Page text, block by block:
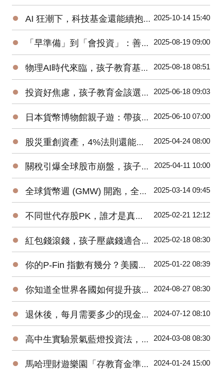
● AI 狂潮下，科技基金還能續抱、續扣嗎？ 2025-10-14 15:40
● 「早準備」到「會投資」：善用 TISA帳戶打造孩子教育金 2025-08-19 09:00
● 物理AI時代來臨，孩子教育基金要買機器人或電動車基金嗎？ 2025-08-18 08:51
● 投資好焦慮，孩子教育金該選台股基金或全球型基金？ 2025-06-18 09:03
● 日本貨幣博物館親子遊：帶孩子邊玩邊學認識「日幣的歷史」 2025-06-10 07:00
● 股災重創資產，4%法則還能讓我們安穩退休嗎？ 2025-04-24 08:00
● 關稅引爆全球股市崩盤，孩子的教育金該如何安心布局？ 2025-04-11 10:00
● 全球貨幣週 (GMW) 開跑，全世界各國如何推廣青少年金錢教育? 2025-03-14 09:45
● 不同世代存股PK，誰才是真正的投資贏家？ 2025-02-21 12:12
● 紅包錢滾錢，孩子壓歲錢適合投資哪些基金？ 2025-02-18 08:30
● 你的P-Fin 指數有幾分？美國人只能正確回答48%的問題 2025-01-22 08:39
● 你知道全世界各國如何提升孩子們的金融素養？ 2024-08-27 08:30
● 退休後，每月需要多少的現金流？58%的人覺得10萬元才夠 2024-07-12 08:10
● 高中生實驗景氣藍燈投資法，一年後獲利近20% 2024-03-08 08:30
● 馬哈理財遊樂園「存教育金準備大調查」，逾七成父母要年存10萬元 2024-01-24 15:00